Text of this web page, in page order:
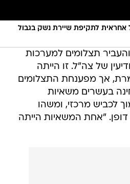
אחראית לתקיפת שיירת נשק בגבול
תצלומים למערכות
המודיעין של צה"ל. זו הייתה
אך מפענחת התצלומים
בת ה-21 הבחינה בעשרים משאיות
לכביש מרכזי, ומשהו
"אחת המשאיות הייתה